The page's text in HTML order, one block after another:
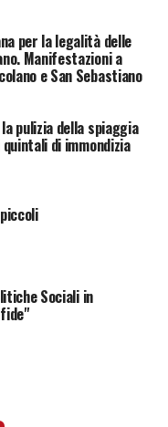
per la legalità delle
Manifestazioni a
e San Sebastiano
pulizia della spiaggia
quintali di immondizia
Sociali in